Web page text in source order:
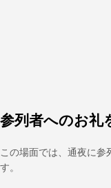
参列者へのお礼
この場面では、通夜に参
す。